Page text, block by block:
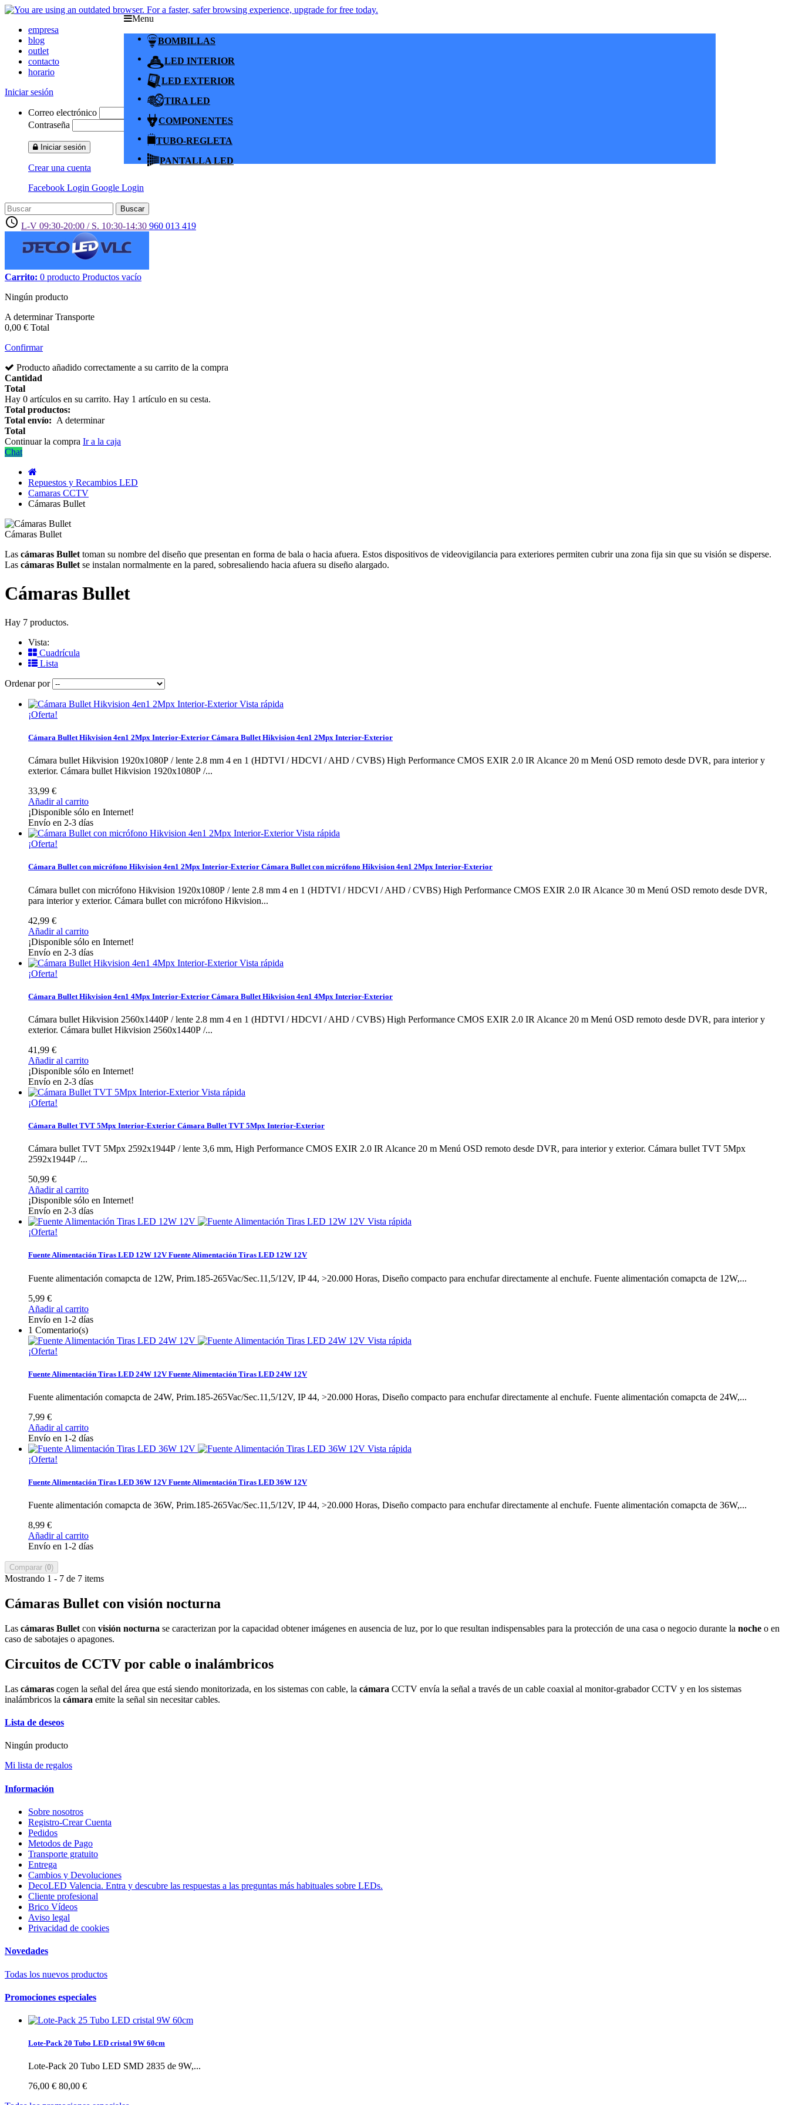
empresa
blog
outlet
contacto
horario
Iniciar sesión
Correo electrónico
Contraseña
Iniciar sesión
Crear una cuenta
Facebook Login Google Login
Buscar
access_time L-V 09:30-20:00 / S. 10:30-14:30 960 013 419
Carrito: 0 producto Productos vacío
Ningún producto
A determinarTransporte
0,00 € Total
Confirmar
Producto añadido correctamente a su carrito de la compra
Cantidad
Total
Hay 0 artículos en su carrito. Hay 1 artículo en su cesta.
Total productos:
Total envío: A determinar
Total
Continuar la compra Ir a la caja
Menu
BOMBILLAS
LED INTERIOR
LED EXTERIOR
TIRA LED
COMPONENTES
TUBO-REGLETA
PANTALLA LED
Chat
Repuestos y Recambios LED
Camaras CCTV
Cámaras Bullet
Cámaras Bullet
Las cámaras Bullet toman su nombre del diseño que presentan en forma de bala o hacia afuera. Estos dispositivos de videovigilancia para exteriores permiten cubrir una zona fija sin que su visión se disperse.
Las cámaras Bullet se instalan normalmente en la pared, sobresaliendo hacia afuera su diseño alargado.
Cámaras Bullet
Hay 7 productos.
Vista:
Cuadrícula
Lista
Ordenar por
Vista rápida
¡Oferta!
Cámara Bullet Hikvision 4en1 2Mpx Interior-Exterior Cámara Bullet Hikvision 4en1 2Mpx Interior-Exterior
Cámara bullet Hikvision 1920x1080P / lente 2.8 mm 4 en 1 (HDTVI / HDCVI / AHD / CVBS) High Performance CMOS EXIR 2.0 IR Alcance 20 m Menú OSD remoto desde DVR, para interior y
exterior. Cámara bullet Hikvision 1920x1080P /...
33,99 €
Añadir al carrito
¡Disponible sólo en Internet!
Envío en 2-3 días
Vista rápida
¡Oferta!
Cámara Bullet con micrófono Hikvision 4en1 2Mpx Interior-Exterior Cámara Bullet con micrófono Hikvision 4en1 2Mpx Interior-Exterior
Cámara bullet con micrófono Hikvision 1920x1080P / lente 2.8 mm 4 en 1 (HDTVI / HDCVI / AHD / CVBS) High Performance CMOS EXIR 2.0 IR Alcance 30 m Menú OSD remoto desde DVR,
para interior y exterior. Cámara bullet con micrófono Hikvision...
42,99 €
Añadir al carrito
¡Disponible sólo en Internet!
Envío en 2-3 días
Vista rápida
¡Oferta!
Cámara Bullet Hikvision 4en1 4Mpx Interior-Exterior Cámara Bullet Hikvision 4en1 4Mpx Interior-Exterior
Cámara bullet Hikvision 2560x1440P / lente 2.8 mm 4 en 1 (HDTVI / HDCVI / AHD / CVBS) High Performance CMOS EXIR 2.0 IR Alcance 20 m Menú OSD remoto desde DVR, para interior y
exterior. Cámara bullet Hikvision 2560x1440P /...
41,99 €
Añadir al carrito
¡Disponible sólo en Internet!
Envío en 2-3 días
Vista rápida
¡Oferta!
Cámara Bullet TVT 5Mpx Interior-Exterior Cámara Bullet TVT 5Mpx Interior-Exterior
Cámara bullet TVT 5Mpx 2592x1944P / lente 3,6 mm, High Performance CMOS EXIR 2.0 IR Alcance 20 m Menú OSD remoto desde DVR, para interior y exterior. Cámara bullet TVT 5Mpx
2592x1944P /...
50,99 €
Añadir al carrito
¡Disponible sólo en Internet!
Envío en 2-3 días
Vista rápida
¡Oferta!
Fuente Alimentación Tiras LED 12W 12V Fuente Alimentación Tiras LED 12W 12V
Fuente alimentación comapcta de 12W, Prim.185-265Vac/Sec.11,5/12V, IP 44, >20.000 Horas, Diseño compacto para enchufar directamente al enchufe. Fuente alimentación comapcta de 12W,...
5,99 €
Añadir al carrito
Envío en 1-2 días
1 Comentario(s)
Vista rápida
¡Oferta!
Fuente Alimentación Tiras LED 24W 12V Fuente Alimentación Tiras LED 24W 12V
Fuente alimentación comapcta de 24W, Prim.185-265Vac/Sec.11,5/12V, IP 44, >20.000 Horas, Diseño compacto para enchufar directamente al enchufe. Fuente alimentación comapcta de 24W,...
7,99 €
Añadir al carrito
Envío en 1-2 días
Vista rápida
¡Oferta!
Fuente Alimentación Tiras LED 36W 12V Fuente Alimentación Tiras LED 36W 12V
Fuente alimentación comapcta de 36W, Prim.185-265Vac/Sec.11,5/12V, IP 44, >20.000 Horas, Diseño compacto para enchufar directamente al enchufe. Fuente alimentación comapcta de 36W,...
8,99 €
Añadir al carrito
Envío en 1-2 días
Comparar (0)
Mostrando 1 - 7 de 7 items
Cámaras Bullet con visión nocturna
Las cámaras Bullet con visión nocturna se caracterizan por la capacidad obtener imágenes en ausencia de luz, por lo que resultan indispensables para la protección de una casa o negocio durante la noche o en
caso de sabotajes o apagones.
Circuitos de CCTV por cable o inalámbricos
Las cámaras cogen la señal del área que está siendo monitorizada, en los sistemas con cable, la cámara CCTV envía la señal a través de un cable coaxial al monitor-grabador CCTV y en los sistemas
inalámbricos la cámara emite la señal sin necesitar cables.
Lista de deseos
Ningún producto
Mi lista de regalos
Información
Sobre nosotros
Registro-Crear Cuenta
Pedidos
Metodos de Pago
Transporte gratuito
Entrega
Cambios y Devoluciones
DecoLED Valencia. Entra y descubre las respuestas a las preguntas más habituales sobre LEDs.
Cliente profesional
Brico Vídeos
Aviso legal
Privacidad de cookies
Novedades
Todas los nuevos productos
Promociones especiales
Lote-Pack 20 Tubo LED cristal 9W 60cm
Lote-Pack 20 Tubo LED SMD 2835 de 9W,...
76,00 € 80,00 €